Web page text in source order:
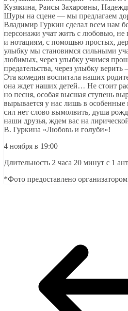
Кузякина, Раисы Захаровны,
Шуры на сцене — мы предлагаем
Владимир Гуркин сделал всем нам
персонажи учат жить с любовью, не
и нотациям, с помощью простых,
улыбку мы становимся сильными
любимых, через улыбку учимся
предательства, через улыбку
Эта комедия воспитала наших
она ждет наших детей… Не стоит
но песня, особая высшая ступень
вырывается у нас лишь в
сил нет слово вымолвить, душа
наши друзья, ждем вас на
В. Гуркина «Любовь и голуби»!
4 ноября в 19:00
Длительность 2 часа 20 минут с 1
*Фото предоставлено организатором